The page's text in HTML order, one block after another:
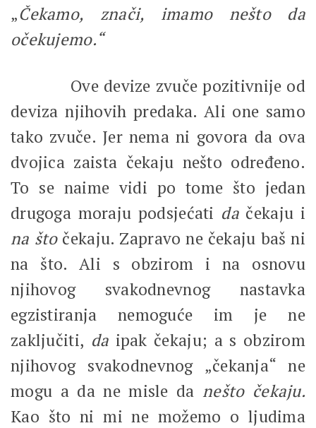
„Čekamo, znači, imamo nešto da
očekujemo.“
Ove devize zvuče pozitivnije od
deviza njihovih predaka. Ali one samo
tako zvuče. Jer nema ni govora da ova
dvojica zaista čekaju nešto određeno.
To se naime vidi po tome što jedan
drugoga moraju podsjećati dačekaju i
na što čekaju. Zapravo ne čekaju baš ni
na što. Ali s obzirom i na osnovu
njihovog svakodnevnog nastavka
egzistiranja nemoguće im je ne
zaključiti, da ipak čekaju; a s obzirom
njihovog svakodnevnog „čekanja“ ne
mogu a da ne misle danešto čekaju.
Kao što ni mi ne možemo o ljudima